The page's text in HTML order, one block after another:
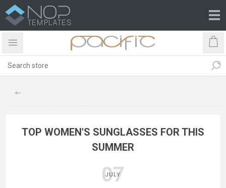
TOP WOMEN'S SUNGLASSES FOR THIS
SUMMER
07
JULY